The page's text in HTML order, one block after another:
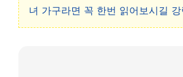
녀 가구라면 꼭 한번 읽어보시길